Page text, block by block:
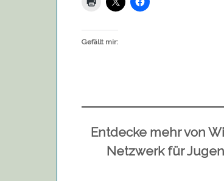
Gefällt mir:
Entdecke mehr von
Netzwerk für